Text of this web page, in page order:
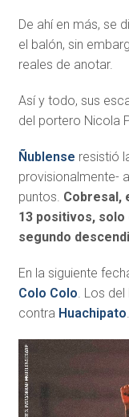
De ahí en más, se
el balón, sin
reales de anotar.
Así y todo, sus
del portero Nicola
Ñublense resistió
provisionalmente-
puntos. Cobresal,
13 positivos, solo
segundo
En la siguiente
Colo Colo. Los del
contra Huachipato.